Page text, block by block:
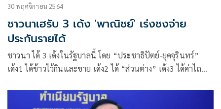
30 พฤศจิกายน 2564
ชาวนาเฮรับ 3 เด้ง 'พาณิชย์' เร่งชงจ่าย
ประกันรายได้
ชาวนา ได้ 3 เด้งในรัฐบาลนี้ โดย “ประชาธิปัตย์-ยุคจุรินทร์”
เด้ง1 ได้ข้าวไว้กินและขาย เด้ง2 ได้ “ส่วนต่าง” เด้ง3 ได้ค่าไถ